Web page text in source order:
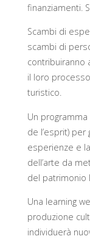
finanziamenti.
Scambi di
scambi di
contribuiranno
il loro
turistico.
Un
de l’esprit)
esperienze e
dell’arte da
del patrimonio
Una learning
produzione
individuerà